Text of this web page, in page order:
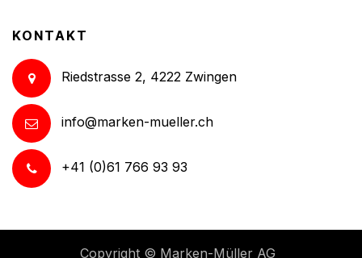
KONTAKT
Riedstrasse 2, 4222 Zwingen
info@marken-mueller.ch
+41 (0)61 766 93 93
Copyright © Marken-Müller AG